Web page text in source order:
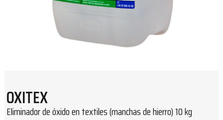
OXITEX
Eliminador de óxido en textiles (manchas de hierro) 10 kg